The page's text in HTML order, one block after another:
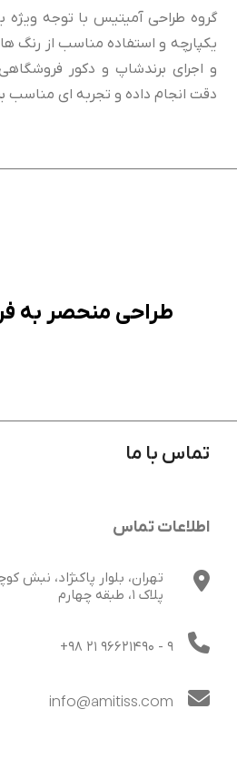
‌گروه طراحی آمیتیس با توجه
یکپارچه و استفاده مناسب از رنگ
و اجرای برندشاپ و دکور
دقت انجام داده و تجربه ای مناسب
طراحی منحصر به
تماس با ما
اطلاعات تماس
تهران، بلوار پاکنژاد، نبش
پلاک 1، طبقه چهارم
+98 21 96621490 - 9